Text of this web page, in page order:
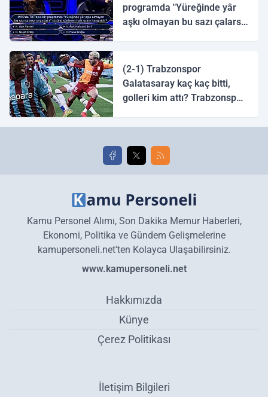
programda "Yüreğinde yâr
aşkı olmayan bu sazı çalarsa
(2-1) Trabzonspor
Galatasaray kaç kaç bitti,
golleri kim attı? Trabzonspor
golleri!
Kamu Personel Alımı, Son Dakika Memur Haberleri,
Ekonomi, Politika ve Gündem Gelişmelerine
kamupersoneli.net'ten Kolayca Ulaşabilirsiniz.
www.kamupersoneli.net
Hakkımızda
Künye
Çerez Politikası
İletişim Bilgileri